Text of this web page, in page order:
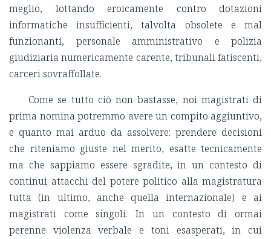
meglio, lottando eroicamente contro dotazioni
informatiche insufficienti, talvolta obsolete e mal
funzionanti, personale amministrativo e polizia
giudiziaria numericamente carente, tribunali fatiscenti,
carceri sovraffollate.
Come se tutto ciò non bastasse, noi magistrati di
prima nomina potremmo avere un compito aggiuntivo,
e quanto mai arduo da assolvere: prendere decisioni
che riteniamo giuste nel merito, esatte tecnicamente
ma che sappiamo essere sgradite, in un contesto di
continui attacchi del potere politico alla magistratura
tutta (in ultimo, anche quella internazionale) e ai
magistrati come singoli. In un contesto di ormai
perenne violenza verbale e toni esasperati, in cui